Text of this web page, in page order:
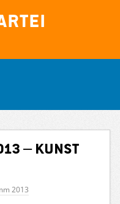
– Kunst
2013